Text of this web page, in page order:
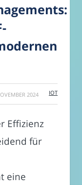
2024 IOT
Effizienz
für
eine